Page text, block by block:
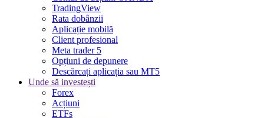
TradingView
Rata dobânzii
Aplicație mobilă
Client profesional
Meta trader 5
Opțiuni de depunere
Descărcați aplicația sau MT5
Unde să investești
Forex
Acțiuni
ETFs